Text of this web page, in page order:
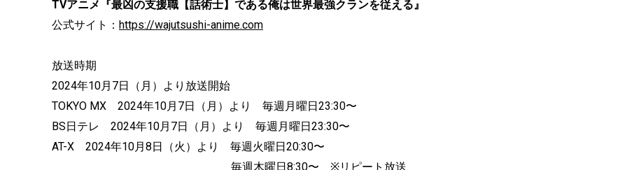
TVアニメ『最凶の支援職【話術士】である俺は世界最強クランを従える』
公式サイト： https://wajutsushi-anime.com
放送時期
2024年10月7日（月）より放送開始
TOKYO MX 2024年10月7日（月）より 毎週月曜日23:30〜
BS日テレ 2024年10月7日（月）より 毎週月曜日23:30〜
AT-X 2024年10月8日（火）より 毎週火曜日20:30〜
毎週木曜日8:30〜 ※リピート放送